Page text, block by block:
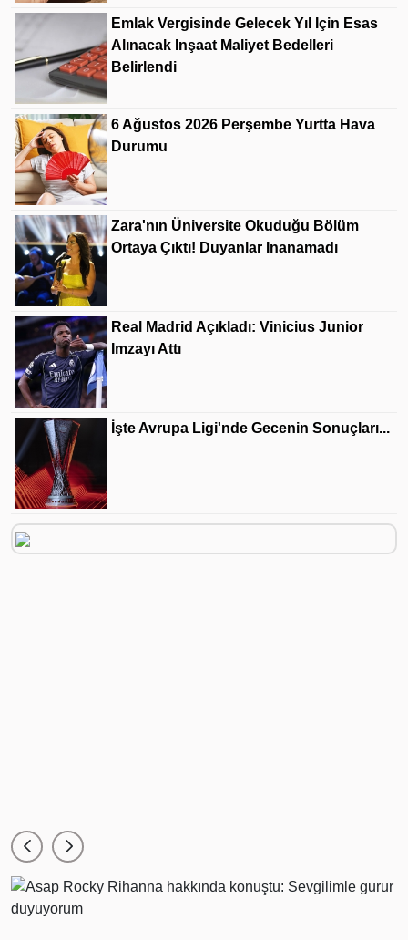
Emlak Vergisinde Gelecek Yıl Için Esas
Alınacak Inşaat Maliyet Bedelleri
Belirlendi
6 Ağustos 2026 Perşembe Yurtta Hava
Durumu
Zara'nın Üniversite Okuduğu Bölüm
Ortaya Çıktı! Duyanlar Inanamadı
Real Madrid Açıkladı: Vinicius Junior
Imzayı Attı
İşte Avrupa Ligi'nde Gecenin Sonuçları...